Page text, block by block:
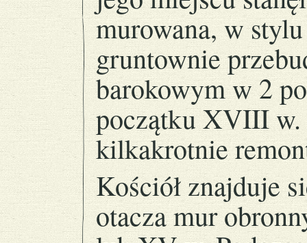
murowana, w
gruntownie
barokowym w 2
początku XVIII w.
kilkakrotnie
Kościół znajduje
otacza mur